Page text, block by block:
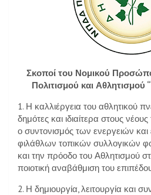
Σκοποί του Νοµικού
Πολιτισμού και
1. Η καλλιέργεια του αθλητικού
δημότες και ιδιαίτερα στους
ο συντονισμός των ενεργειών
φιλάθλων τοπικών συλλογικών
και την πρόοδο του Αθλητισμού
ποιοτική αναβάθμιση του
2. Η δημιουργία, λειτουργία και